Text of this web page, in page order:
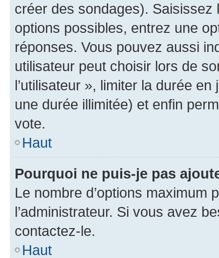
créer des sondages).
options possibles, entrez une
réponses. Vous pouvez aussi
utilisateur peut choisir lors de
l’utilisateur », limiter la durée
une durée illimitée) et enfin
vote.
Haut
Pourquoi ne puis-je pas
Le nombre d’options maximum
l’administrateur. Si vous avez
contactez-le.
Haut